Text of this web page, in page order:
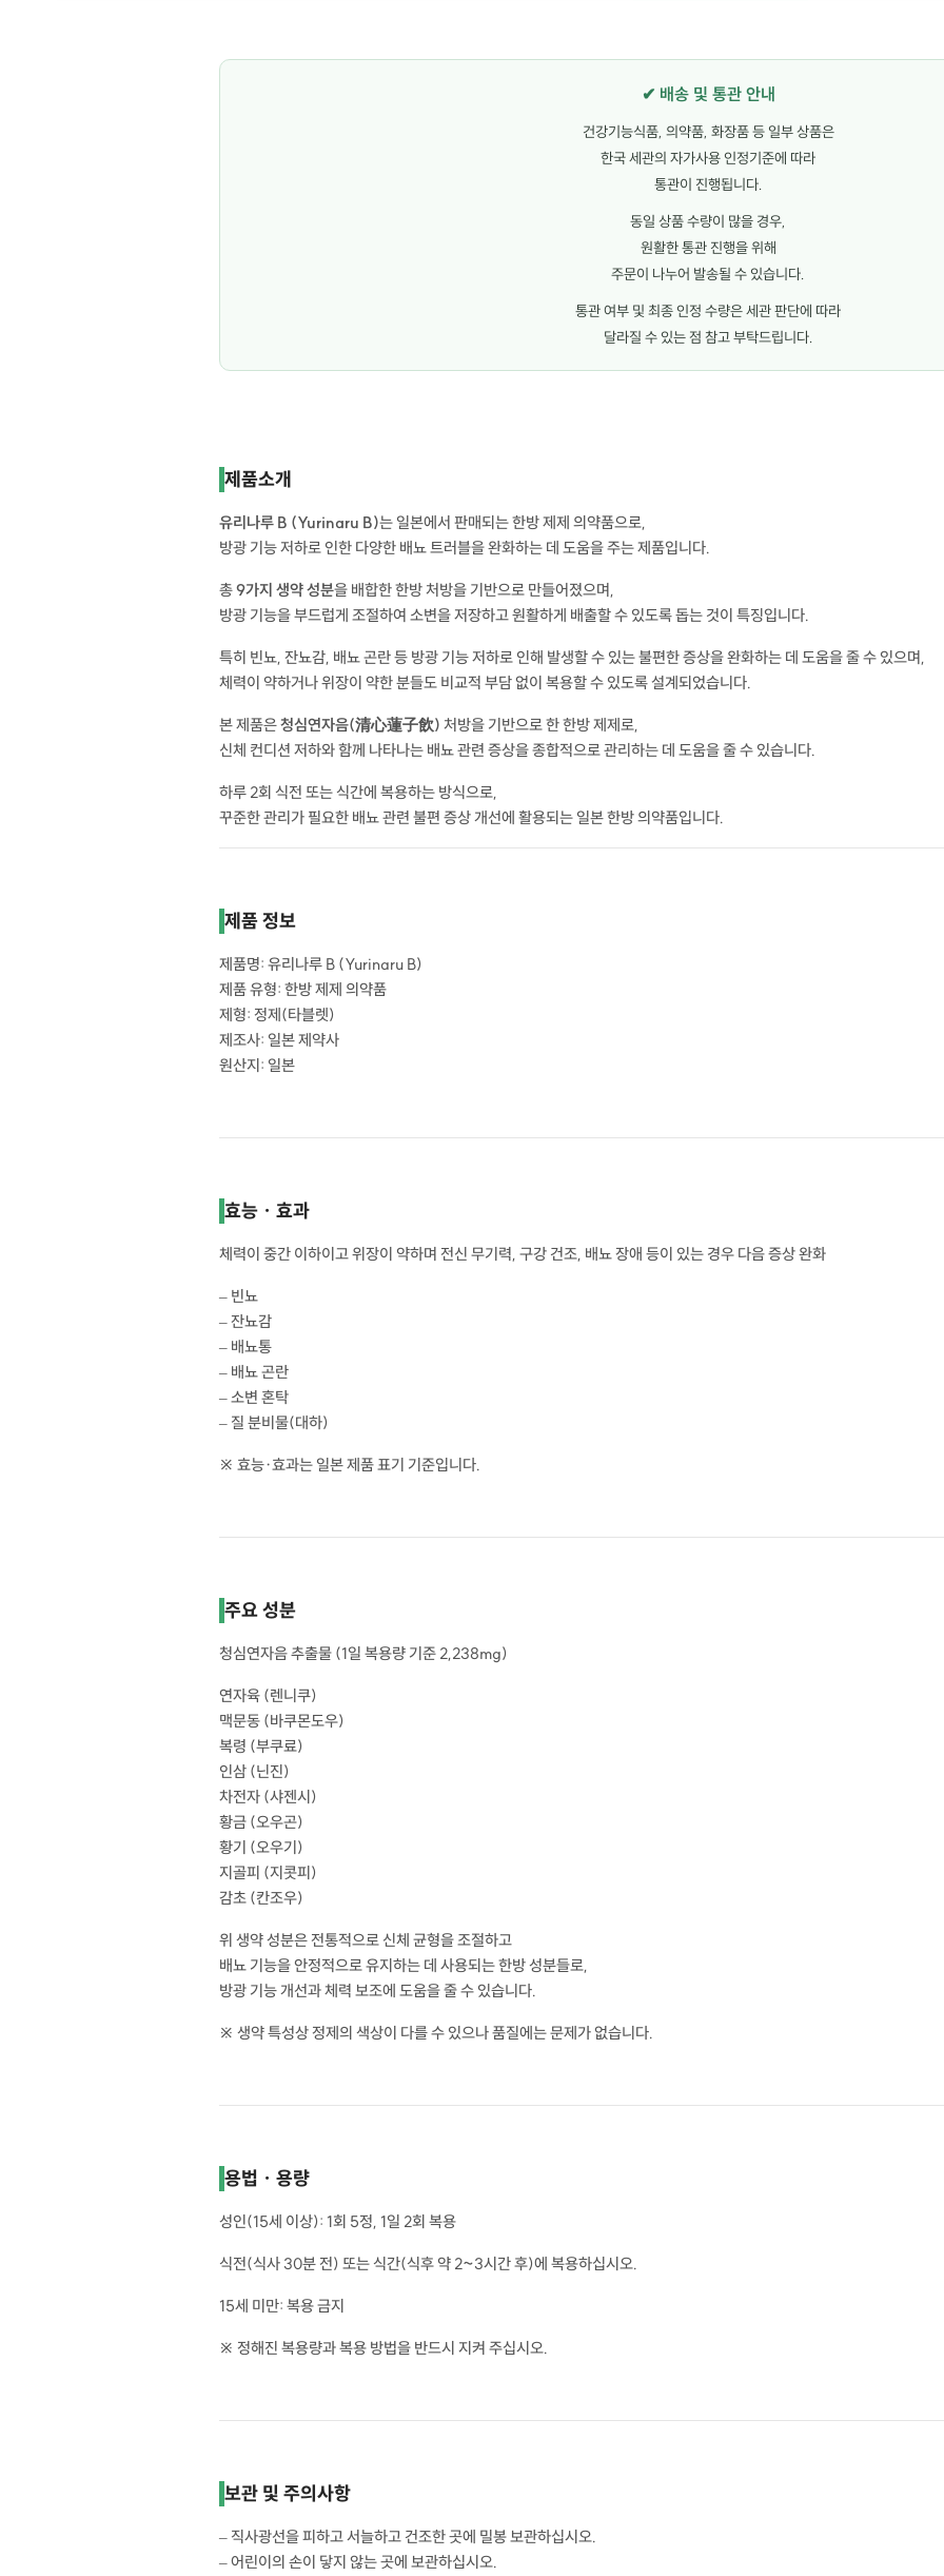
✔ 배송 및 통관 안내
건강기능식품, 의약품, 화장품 등 일부 상품은
한국 세관의 자가사용 인정기준에 따라
통관이 진행됩니다.
동일 상품 수량이 많을 경우,
원활한 통관 진행을 위해
주문이 나누어 발송될 수 있습니다.
통관 여부 및 최종 인정 수량은 세관 판단에 따라
달라질 수 있는 점 참고 부탁드립니다.
제품소개
유리나루 B (Yurinaru B)는 일본에서 판매되는 한방 제제 의약품으로,
방광 기능 저하로 인한 다양한 배뇨 트러블을 완화하는 데 도움을 주는 제품입니다.
총9가지 생약 성분을 배합한 한방 처방을 기반으로 만들어졌으며,
방광 기능을 부드럽게 조절하여 소변을 저장하고 원활하게 배출할 수 있도록 돕는 것이 특징입니다.
특히 빈뇨, 잔뇨감, 배뇨 곤란 등 방광 기능 저하로 인해 발생할 수 있는 불편한 증상을 완화하는 데 도움을 줄 수 있으며,
체력이 약하거나 위장이 약한 분들도 비교적 부담 없이 복용할 수 있도록 설계되었습니다.
본 제품은청심연자음(清心蓮子飲) 처방을 기반으로 한 한방 제제로,
신체 컨디션 저하와 함께 나타나는 배뇨 관련 증상을 종합적으로 관리하는 데 도움을 줄 수 있습니다.
하루 2회 식전 또는 식간에 복용하는 방식으로,
꾸준한 관리가 필요한 배뇨 관련 불편 증상 개선에 활용되는 일본 한방 의약품입니다.
제품 정보
제품명: 유리나루 B (Yurinaru B)
제품 유형: 한방 제제 의약품
제형: 정제(타블렛)
제조사: 일본 제약사
원산지: 일본
효능 · 효과
체력이 중간 이하이고 위장이 약하며 전신 무기력, 구강 건조, 배뇨 장애 등이 있는 경우 다음 증상 완화
– 빈뇨
– 잔뇨감
– 배뇨통
– 배뇨 곤란
– 소변 혼탁
– 질 분비물(대하)
※ 효능·효과는 일본 제품 표기 기준입니다.
주요 성분
청심연자음 추출물 (1일 복용량 기준 2,238mg)
연자육 (렌니쿠)
맥문동 (바쿠몬도우)
복령 (부쿠료)
인삼 (닌진)
차전자 (샤젠시)
황금 (오우곤)
황기 (오우기)
지골피 (지콧피)
감초 (칸조우)
위 생약 성분은 전통적으로 신체 균형을 조절하고
배뇨 기능을 안정적으로 유지하는 데 사용되는 한방 성분들로,
방광 기능 개선과 체력 보조에 도움을 줄 수 있습니다.
※ 생약 특성상 정제의 색상이 다를 수 있으나 품질에는 문제가 없습니다.
용법 · 용량
성인(15세 이상): 1회 5정, 1일 2회 복용
식전(식사 30분 전) 또는 식간(식후 약 2~3시간 후)에 복용하십시오.
15세 미만: 복용 금지
※ 정해진 복용량과 복용 방법을 반드시 지켜 주십시오.
보관 및 주의사항
– 직사광선을 피하고 서늘하고 건조한 곳에 밀봉 보관하십시오.
– 어린이의 손이 닿지 않는 곳에 보관하십시오.